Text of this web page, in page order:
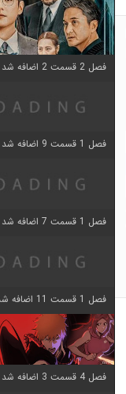
فصل 2 قسمت 2 اضافه شد
فصل 1 قسمت 9 اضافه شد
فصل 1 قسمت 7 اضافه شد
فصل 1 قسمت 11 اضافه شد
فصل 4 قسمت 3 اضافه شد